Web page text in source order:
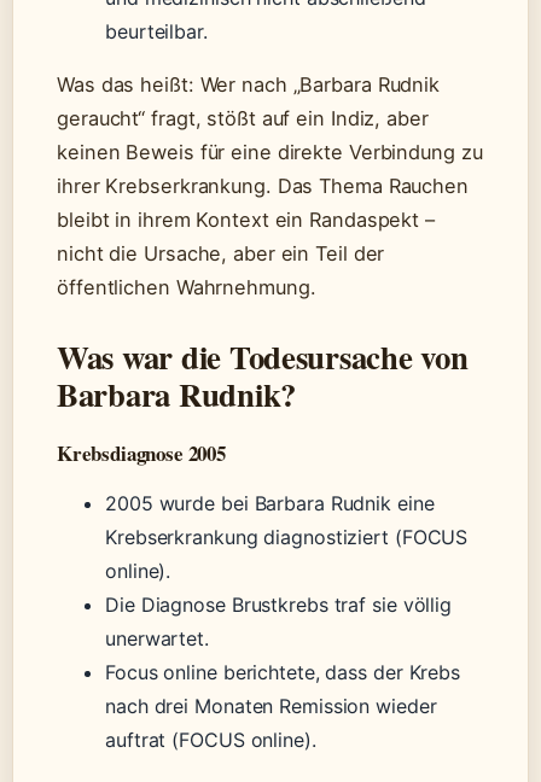
beurteilbar.
Was das heißt: Wer nach „Barbara Rudnik
geraucht“ fragt, stößt auf ein Indiz, aber
keinen Beweis für eine direkte Verbindung zu
ihrer Krebserkrankung. Das Thema Rauchen
bleibt in ihrem Kontext ein Randaspekt –
nicht die Ursache, aber ein Teil der
öffentlichen Wahrnehmung.
Was war die Todesursache von
Barbara Rudnik?
Krebsdiagnose 2005
2005 wurde bei Barbara Rudnik eine
Krebserkrankung diagnostiziert (FOCUS
online).
Die Diagnose Brustkrebs traf sie völlig
unerwartet.
Focus online berichtete, dass der Krebs
nach drei Monaten Remission wieder
auftrat (FOCUS online).